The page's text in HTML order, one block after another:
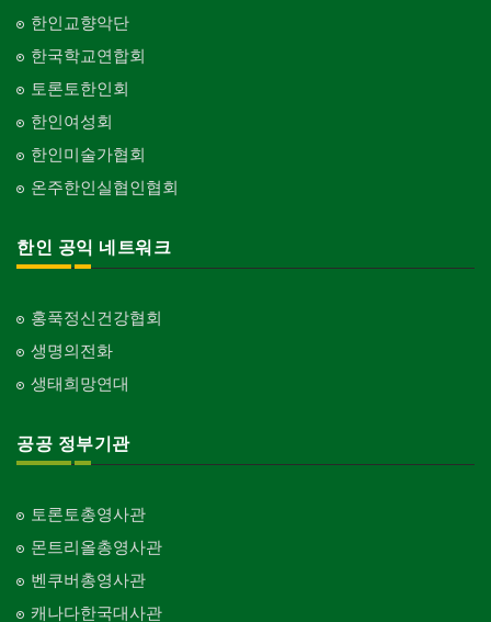
한인교향악단
한국학교연합회
토론토한인회
한인여성회
한인미술가협회
온주한인실협인협회
한인 공익 네트워크
홍푹정신건강협회
생명의전화
생태희망연대
공공 정부기관
토론토총영사관
몬트리올총영사관
벤쿠버총영사관
캐나다한국대사관